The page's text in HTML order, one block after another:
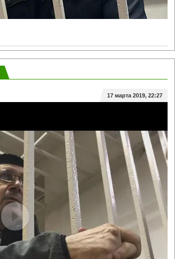
17 марта 2019, 22:27